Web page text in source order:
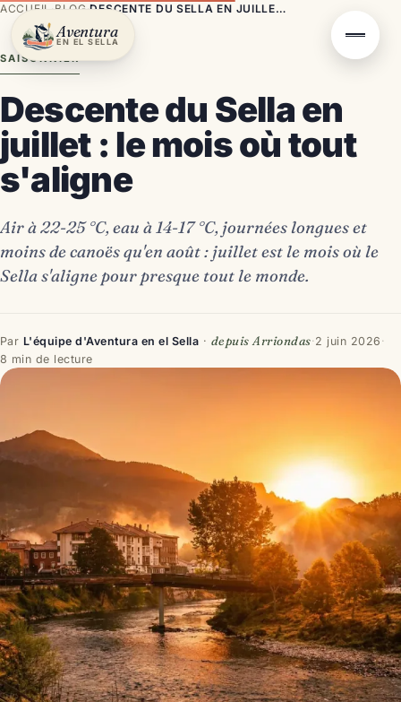
Aventura
EN EL SELLA
ACCUEIL·BLOG· DESCENTE DU SELLA EN JUILLET : LE MOIS OÙ TOUT S'ALIGNE
SAISONNIER
Descente du Sella en
juillet : le mois où tout
s'aligne
Air à 22-25 °C, eau à 14-17 °C, journées longues et
moins de canoës qu'en août : juillet est le mois où le
Sella s'aligne pour presque tout le monde.
Par L'équipe d'Aventura en el Sella · depuis Arriondas·2 juin 2026 ·
8 min de lecture